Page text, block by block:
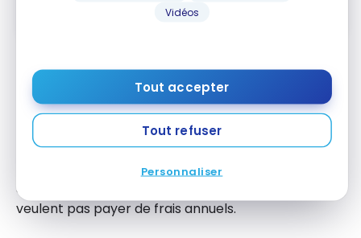
Vidéos
Tout accepter
Tout refuser
Personnaliser
Carte Visa Scène+🅪 Banque
ScotiaMD
Vous recherchez une carte de crédit Scène+ sans
frais annuels ? La Carte Visa Scène+ de la Banque
Scotia est idéale pour les étudiants ou ceux qui ne
veulent pas payer de frais annuels.